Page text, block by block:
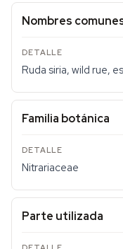
Nombres
Ruda siria, wild rue,
Familia botánica
Nitrariaceae
Parte utilizada